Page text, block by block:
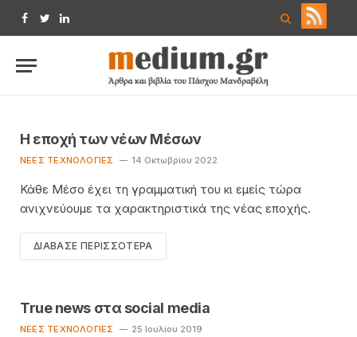
Facebook
TwitterLinkedIn
Η εποχή των νέων Μέσων
ΝΈΕΣ ΤΕΧΝΟΛΟΓΊΕΣ 14 Οκτωβρίου 2022
Κάθε Μέσο έχει τη γραμματική του κι εμείς τώρα
ανιχνεύουμε τα χαρακτηριστικά της νέας εποχής.
ΔΙΆΒΑΣΕ ΠΕΡΙΣΣΌΤΕΡΑ
True news στα social media
ΝΈΕΣ ΤΕΧΝΟΛΟΓΊΕΣ 25 Ιουλίου 2019